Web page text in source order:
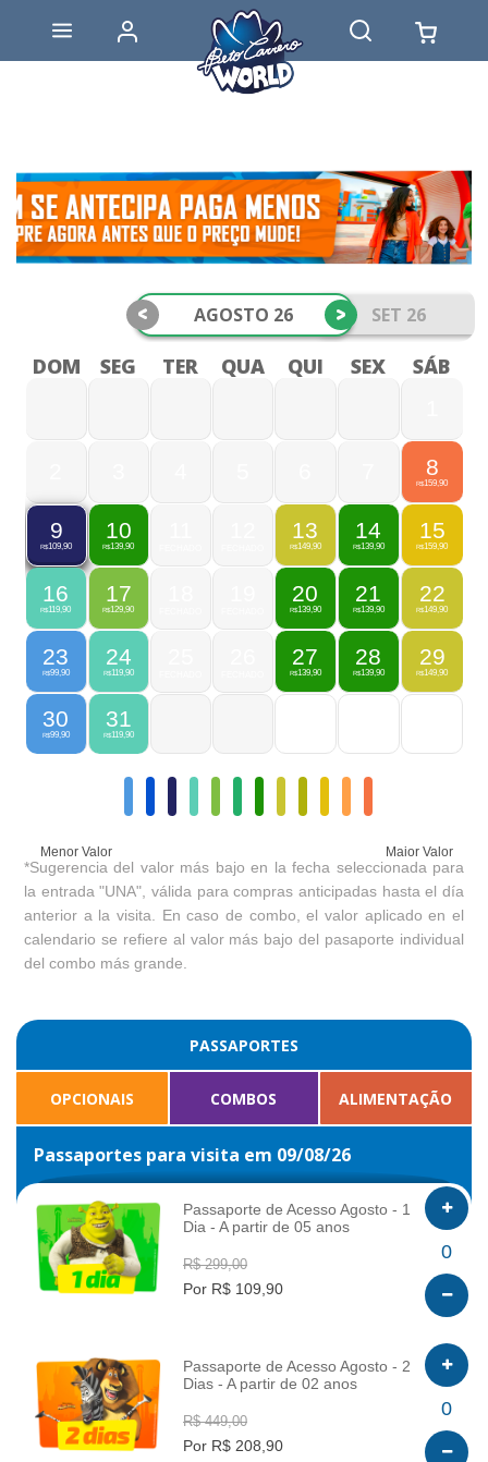
AGOSTO 26 SET 26
< >
DOM SEG TER QUA QUI SEX SÁB
8
R$159,90
9
R$109,90
10
R$139,90
13
R$149,90
14
R$139,90
15
R$159,90
16
R$119,90
17
R$129,90
20
R$139,90
21
R$139,90
22
R$149,90
23
R$99,90
24
R$119,90
27
R$139,90
28
R$139,90
29
R$149,90
30
R$99,90
31
R$119,90
Menor Valor Maior Valor
*Sugerencia del valor más bajo en la fecha seleccionada para
la entrada "UNA", válida para compras anticipadas hasta el día
anterior a la visita. En caso de combo, el valor aplicado en el
calendario se refiere al valor más bajo del pasaporte individual
del combo más grande.
PASSAPORTES
OPCIONAIS COMBOS ALIMENTAÇÃO
Passaportes para visita em 09/08/26
INFO
Passaporte de Acesso Agosto - 1
Dia - A partir de 05 anos
R$ 299,00
Por R$ 109,90
0
INFO
Passaporte de Acesso Agosto - 2
Dias - A partir de 02 anos
R$ 449,00
Por R$ 208,90
0